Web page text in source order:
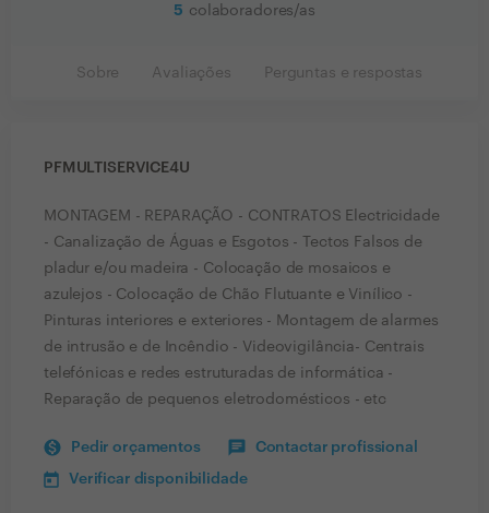
5 colaboradores/as
Sobre Avaliações Perguntas e respostas
PFMULTISERVICE4U
MONTAGEM - REPARAÇÃO - CONTRATOS Electricidade
- Canalização de Águas e Esgotos - Tectos Falsos de
pladur e/ou madeira - Colocação de mosaicos e
azulejos - Colocação de Chão Flutuante e Vinílico -
Pinturas interiores e exteriores - Montagem de alarmes
de intrusão e de Incêndio - Videovigilância- Centrais
telefónicas e redes estruturadas de informática -
Reparação de pequenos eletrodomésticos - etc
Pedir orçamentos Contactar profissional
Verificar disponibilidade